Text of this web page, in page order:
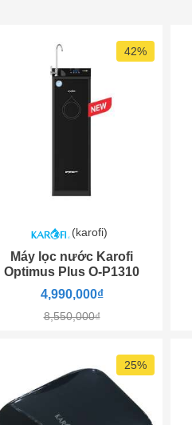
42%
(karofi)
Máy lọc nước Karofi
Optimus Plus O-P1310
4,990,000₫
8,550,000₫
25%